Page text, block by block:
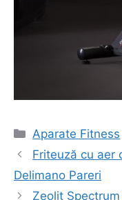
Categorii
Aparate Fitness
Navigare
în
Friteuză cu aer
Delimano Pareri
Zeolit